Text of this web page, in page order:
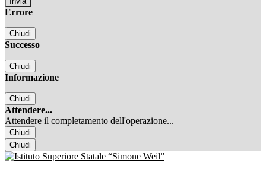
Errore
Chiudi
Successo
Chiudi
Informazione
Chiudi
Attendere...
Attendere il completamento dell'operazione...
Chiudi
Chiudi